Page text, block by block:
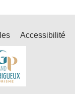
Accessibilité